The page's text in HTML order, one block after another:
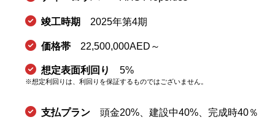
竣工時期 2025年第4期
価格帯22,500,000AED～
想定表面利回り 5%
※想定利回りは、利回りを保証するものではございません。
支払プラン頭金20%、建設中40%、完成時40％